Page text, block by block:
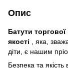
Опис
Батути
якості , яка,
діти, є нашим
Безпека та